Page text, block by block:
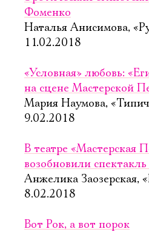
Фоменко
Наталья Анисимова,
11.02.2018
«Условная» любовь:
на сцене Мастерской
Мария Наумова,
9.02.2018
В театре «Мастерская
возобновили
Анжелика Заозерская,
8.02.2018
Вот Рок, а вот порок